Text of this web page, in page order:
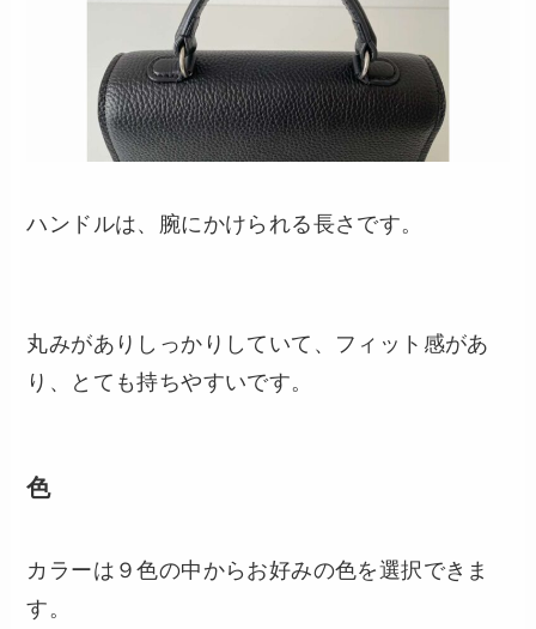
ハンドルは、腕にかけられる長さです。
丸みがありしっかりしていて、フィット感があ
り、とても持ちやすいです。
色
カラーは９色の中からお好みの色を選択できま
す。